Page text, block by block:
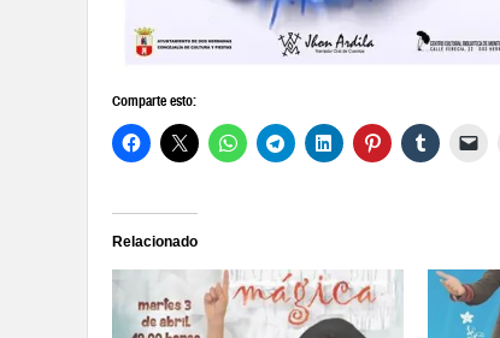
Comparte esto:
Relacionado